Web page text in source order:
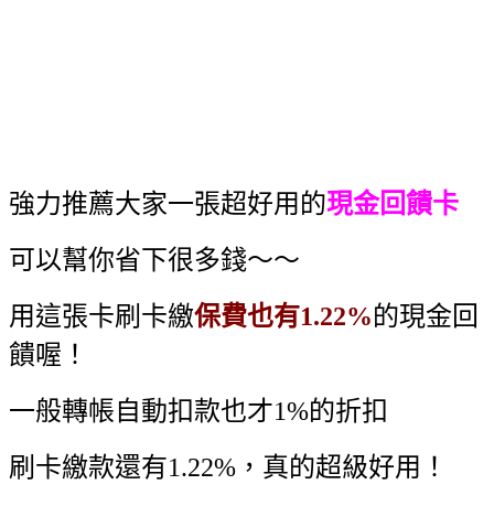
強力推薦大家一張超好用的現金回饋卡
可以幫你省下很多錢～～
用這張卡刷卡繳保費也有1.22%的現金回
饋喔！
一般轉帳自動扣款也才1%的折扣
刷卡繳款還有1.22%，真的超級好用！